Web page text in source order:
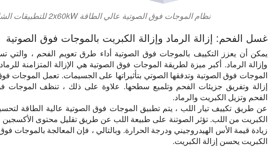
نظام الموجات فوق الصوتية عالي الطاقة 2x60kW للتطبيقات الشاقة
غسل الفحم: إزالة الرماد وإزالة الكبريت بالموجات فوق الصوتية
يمكن أن يعزز التكييف بالموجات فوق الصوتية أداء طرق تعويم الفحم ، والتي
الموجات فوق الصوتية وتدفقها الصوتي بتأثيراتها على الجسيمات. تعمل الموجات
إزالة وتفريق جزيئات الفحم وتلميع سطحها. علاوة على ذلك ، تنظف الموجات
الفحم وتزيل الكبريت والرماد.
عن طريق تكييف تيار اللب ، يتم تطبيق الموجات فوق الصوتية عالية الطاقة
الكبريت من اللب. تؤثر الصوتنة على طبيعة اللب عن طريق تقليل محتوى
زيادة قيمة الأس الهيدروجيني ودرجة الحرارة. وبالتالي ، فإن المعالجة بالموجات
الكبريت يحسن إزالة الكبريت.